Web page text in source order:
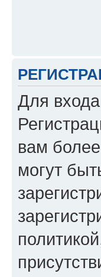
Для
вам
могут